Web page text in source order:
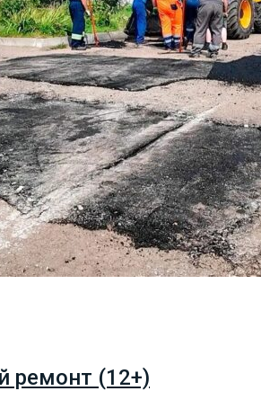
ремонт (12+)